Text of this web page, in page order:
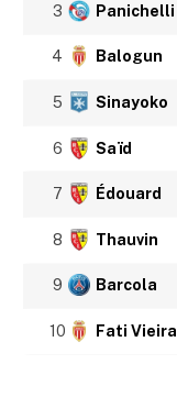
3 Panichelli
4 Balogun
5 Sinayoko
6 Saïd
7 Édouard
8 Thauvin
9 Barcola
10 Fati Vieira